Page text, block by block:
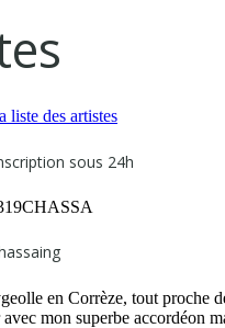
liste des artistes
sous 24h
en Corrèze, tout proche
mon superbe accordéon